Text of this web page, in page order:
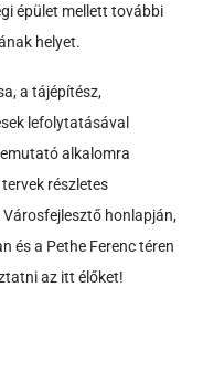
épület mellett további
helyet.
a tájépítész,
lefolytatásával
alkalomra
részletes
honlapján,
és a Pethe Ferenc téren
az itt élőket!